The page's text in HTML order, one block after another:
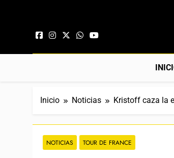
Inicio Noticias Kristoff caza la
NOTICIAS TOUR DE FRANCE